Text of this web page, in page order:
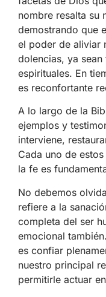
nombre resalta su
demostrando que
el poder de aliviar
dolencias, ya
espirituales. En
es reconfortante
A lo largo de la
ejemplos y
interviene,
Cada uno de
la fe es
No debemos
refiere a la
completa del ser
emocional
es confiar
nuestro principal
permitirle actuar